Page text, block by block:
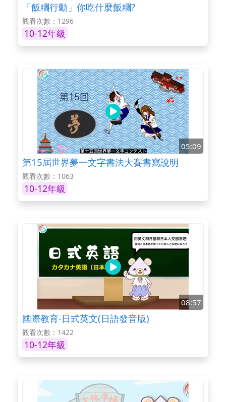
「飯糰行動」你吃什麼飯糰?
觀看次數：1296
10-12年級
05:09
第15屆世界夢一文字書法大賽書寫說明
觀看次數：1063
10-12年級
08:57
國際教育-日式英文(日語發音版)
觀看次數：1422
10-12年級